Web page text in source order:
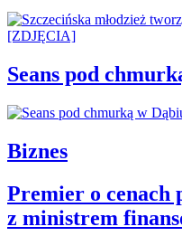
Seans pod
Biznes
Premier o cenach
z ministrem